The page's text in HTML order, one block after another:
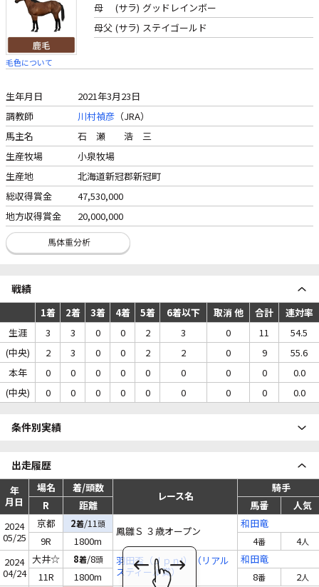
毛色について
母
(サラ) グッドレインボー
母父 (サラ) ステイゴールド
生年月日
2021年3月23日
調教師
川村禎彦 （JRA）
馬主名
石 瀬 浩 三
生産牧場
小泉牧場
生産地
北海道新冠郡新冠町
総収得賞金
47,530,000
地方収得賞金
20,000,000
戦績
1着 2着 3着 4着 5着 6着以下 取消 他 合計
連対率
生涯
3 3 0 0 2 3 0 11
54.5
(中央)
2 3 0 0 2 2 0 9
55.6
本年
0 0 0 0 0 0 0 0
0.0
(中央)
0 0 0 0 0 0 0 0 0.0
条件別実績
出走履歴
年
月日
場名 着/頭数
レース名
騎手
R
距離 馬番
人気
2024
05/25
京都 2着/11頭
鳳雛Ｓ ３歳オープン
和田竜
9R
1800m 4番 4人
2024
04/24
大井☆ 8着/8頭
羽田盃（ＪｐｎI）（リアル
スティール賞）
和田竜
11R
1800m 8番 2人